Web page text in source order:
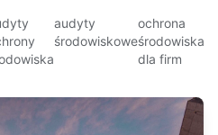
audyty
środowiskowe
ochrona
środowiska
dla firm